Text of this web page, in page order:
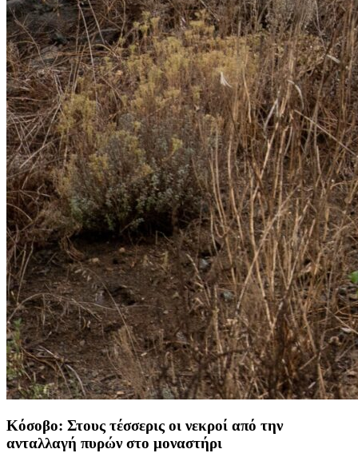
Κόσοβο: Στους τέσσερις οι νεκροί από την
ανταλλαγή πυρών στο μοναστήρι